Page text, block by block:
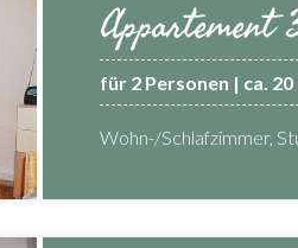
Appartement
für 2 Personen | ca. 20
Wohn-/Schlafzimmer,